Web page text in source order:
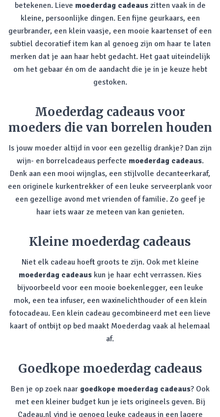
betekenen. Lieve moederdag cadeauszitten vaak in de
kleine, persoonlijke dingen. Een fijne geurkaars, een
geurbrander, een klein vaasje, een mooie kaartenset of een
subtiel decoratief item kan al genoeg zijn om haar te laten
merken dat je aan haar hebt gedacht. Het gaat uiteindelijk
om het gebaar én om de aandacht die je in je keuze hebt
gestoken.
Moederdag cadeaus voor
moeders die van borrelen houden
Is jouw moeder altijd in voor een gezellig drankje? Dan zijn
wijn- en borrelcadeaus perfecte moederdag cadeaus.
Denk aan een mooi wijnglas, een stijlvolle decanteerkaraf,
een originele kurkentrekker of een leuke serveerplank voor
een gezellige avond met vrienden of familie. Zo geef je
haar iets waar ze meteen van kan genieten.
Kleine moederdag cadeaus
Niet elk cadeau hoeft groots te zijn. Ook met kleine
moederdag cadeaus kun je haar echt verrassen. Kies
bijvoorbeeld voor een mooie boekenlegger, een leuke
mok, een tea infuser, een waxinelichthouder of een klein
fotocadeau. Een klein cadeau gecombineerd met een lieve
kaart of ontbijt op bed maakt Moederdag vaak al helemaal
af.
Goedkope moederdag cadeaus
Ben je op zoek naar goedkope moederdag cadeaus? Ook
met een kleiner budget kun je iets origineels geven. Bij
Cadeau.nl vind je genoeg leuke cadeaus in een lagere